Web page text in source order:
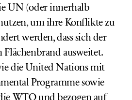
UN (oder innerhalb
um ihre Konflikte zu
werden, dass sich der
ausweitet.
dieUnited Nations mit
Programme sowie